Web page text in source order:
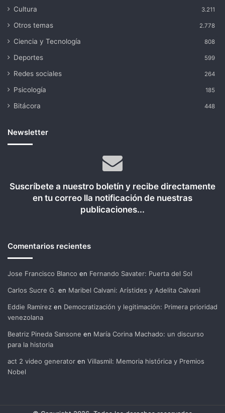
Cultura 3.211
Otros temas 2.778
Ciencia y Tecnología 808
Deportes 599
Redes sociales 264
Psicología 185
Bitácora 448
Newsletter
Suscríbete a nuestro boletín y recibe directamente
en tu correo lla notificación de nuestras
publicaciones...
Comentarios recientes
Jose Francisco Blanco en Fernando Savater: Puerta del Sol
Carlos Sucre G. en Maribel Calvani: Arístides y Adelita Calvani
Eddie Ramirez en Democratización y legitimación: Primera prioridad
venezolana
Beatriz Pineda Sansone en María Corina Machado: un discurso
para la historia
act 2 video generator en Villasmil: Memoria histórica y Premios
Nobel